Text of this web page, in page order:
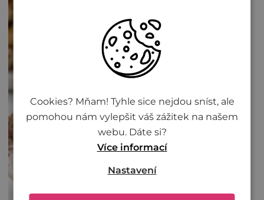
Cookies? Mňam! Tyhle sice nejdou sníst, ale
pomohou nám vylepšit váš zážitek na našem
webu. Dáte si?
Více informací
Nastavení